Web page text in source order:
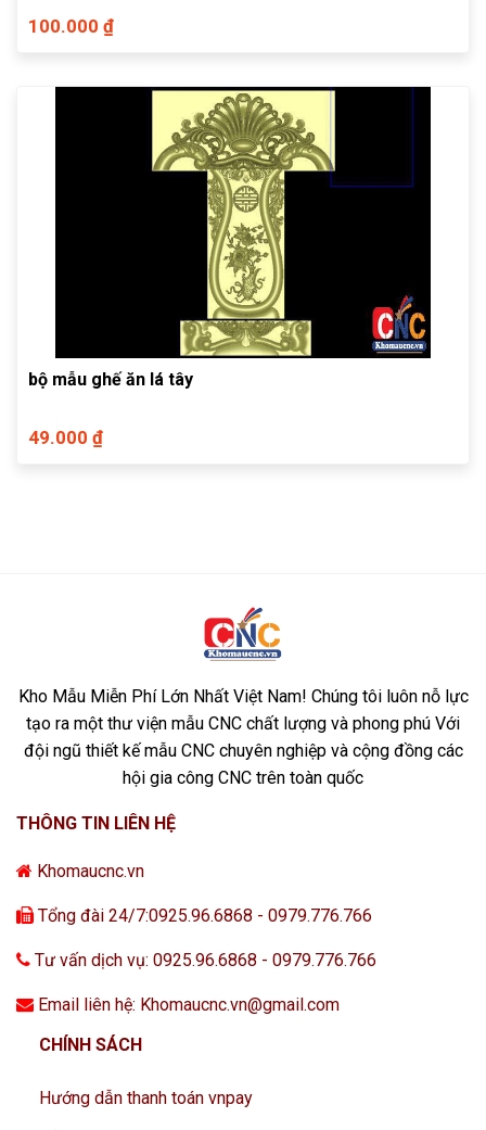
100.000 ₫
bộ mẫu ghế ăn lá tây
49.000 ₫
Kho Mẫu Miễn Phí Lớn Nhất Việt Nam! Chúng tôi luôn nỗ lực
tạo ra một thư viện mẫu CNC chất lượng và phong phú Với
đội ngũ thiết kế mẫu CNC chuyên nghiệp và cộng đồng các
hội gia công CNC trên toàn quốc
THÔNG TIN LIÊN HỆ
Khomaucnc.vn
Tổng đài 24/7:0925.96.6868 - 0979.776.766
Tư vấn dịch vụ: 0925.96.6868 - 0979.776.766
Email liên hệ: Khomaucnc.vn@gmail.com
CHÍNH SÁCH
Hướng dẫn thanh toán vnpay